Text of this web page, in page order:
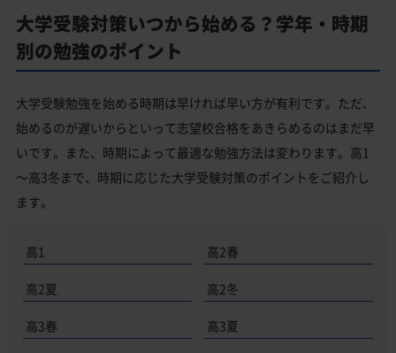
大学受験対策いつから始める？学年・時期
別の勉強のポイント
大学受験勉強を始める時期は早ければ早い方が有利です。ただ、
始めるのが遅いからといって志望校合格をあきらめるのはまだ早
いです。また、時期によって最適な勉強方法は変わります。高1
～高3冬まで、時期に応じた大学受験対策のポイントをご紹介し
ます。
高1 高2春
高2夏 高2冬
高3春 高3夏